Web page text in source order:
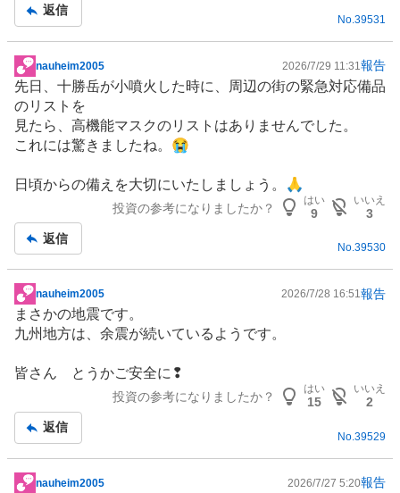
返信
No. 39531
掲
示
板
記
事
nauheim2005 2026/7/29 11:31 報告
先日、十勝岳が小噴火した時に、周辺の街の緊急対応備品
のリストを
見たら、高機能マスクのリストはありませんでした。
これには驚きましたね。😭
日頃からの備えを大切にいたしましょう。🙏
投資の参考になりましたか？
はい
9
いいえ
3
返信
No.39530
掲
示
板
事
nauheim2005 2026/7/28 16:51報告
まさかの地震です。
九州地方は、余震が続いているようです。
皆さん とうかご安全に❢
投資の参考になりましたか？
はい
15
いいえ
2
返信
No. 39529
nauheim2005 2026/7/27 5:20報告